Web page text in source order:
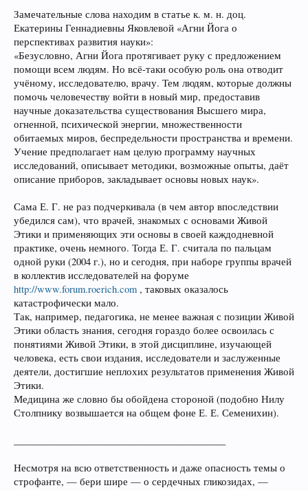
Замечательные слова находим в статье к. м. н. доц.
Екатерины Геннадиевны Яковлевой «Агни Йога о
перспективах развития науки»:
«Безусловно, Агни Йога протягивает руку с предложением
помощи всем людям. Но всё-таки особую роль она отводит
учёному, исследователю, врачу. Тем людям, которые должны
помочь человечеству войти в новый мир, предоставив
научные доказательства существования Высшего мира,
огненной, психической энергии, множественности
обитаемых миров, беспредельности пространства и времени.
Учение предполагает нам целую программу научных
исследований, описывает методики, возможные опыты, даёт
описание приборов, закладывает основы новых наук».
Сама Е. Г. не раз подчеркивала (в чем автор впоследствии
убедился сам), что врачей, знакомых с основами Живой
Этики и применяющих эти основы в своей каждодневной
практике, очень немного. Тогда Е. Г. считала по пальцам
одной руки (2004 г.), но и сегодня, при наборе группы врачей
в коллектив исследователей на форуме
http://www.forum.roerich.com , таковых оказалось
катастрофически мало.
Так, например, педагогика, не менее важная с позиции Живой
Этики область знания, сегодня гораздо более освоилась с
понятиями Живой Этики, в этой дисциплине, изучающей
человека, есть свои издания, исследователи и заслуженные
деятели, достигшие неплохих результатов применения Живой
Этики.
Медицина же словно бы обойдена стороной (подобно Нилу
Столпнику возвышается на общем фоне Е. Е. Семенихин).
Несмотря на всю ответственность и даже опасность темы о
строфанте, — бери шире — о сердечных гликозидах, —